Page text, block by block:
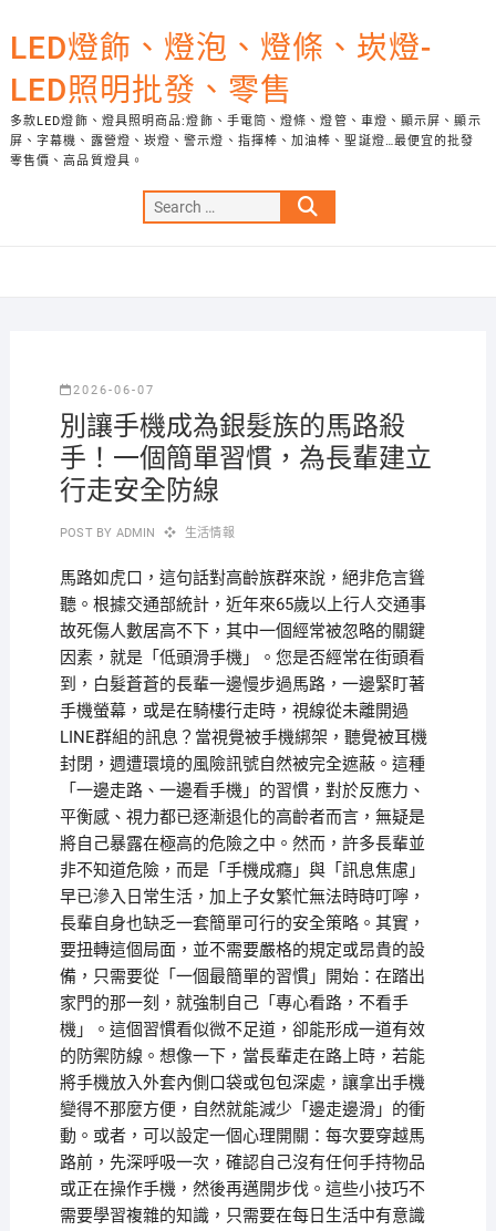
to
content
LED燈飾、燈泡、燈條、崁燈-
LED照明批發、零售
多款LED燈飾、燈具照明商品:燈飾、手電筒、燈條、燈管、車燈、顯示屏、顯示
屏、字幕機、露營燈、崁燈、警示燈、指揮棒、加油棒、聖誕燈…最便宜的批發
零售價、高品質燈具。
Search
…
2026-06-07
別讓手機成為銀髮族的馬路殺
手！一個簡單習慣，為長輩建立
行走安全防線
POST BY ADMIN 生活情報
馬路如虎口，這句話對高齡族群來說，絕非危言聳
聽。根據交通部統計，近年來65歲以上行人交通事
故死傷人數居高不下，其中一個經常被忽略的關鍵
因素，就是「低頭滑手機」。您是否經常在街頭看
到，白髮蒼蒼的長輩一邊慢步過馬路，一邊緊盯著
手機螢幕，或是在騎樓行走時，視線從未離開過
LINE群組的訊息？當視覺被手機綁架，聽覺被耳機
封閉，週遭環境的風險訊號自然被完全遮蔽。這種
「一邊走路、一邊看手機」的習慣，對於反應力、
平衡感、視力都已逐漸退化的高齡者而言，無疑是
將自己暴露在極高的危險之中。然而，許多長輩並
非不知道危險，而是「手機成癮」與「訊息焦慮」
早已滲入日常生活，加上子女繁忙無法時時叮嚀，
長輩自身也缺乏一套簡單可行的安全策略。其實，
要扭轉這個局面，並不需要嚴格的規定或昂貴的設
備，只需要從「一個最簡單的習慣」開始：在踏出
家門的那一刻，就強制自己「專心看路，不看手
機」。這個習慣看似微不足道，卻能形成一道有效
的防禦防線。想像一下，當長輩走在路上時，若能
將手機放入外套內側口袋或包包深處，讓拿出手機
變得不那麼方便，自然就能減少「邊走邊滑」的衝
動。或者，可以設定一個心理開關：每次要穿越馬
路前，先深呼吸一次，確認自己沒有任何手持物品
或正在操作手機，然後再邁開步伐。這些小技巧不
需要學習複雜的知識，只需要在每日生活中有意識